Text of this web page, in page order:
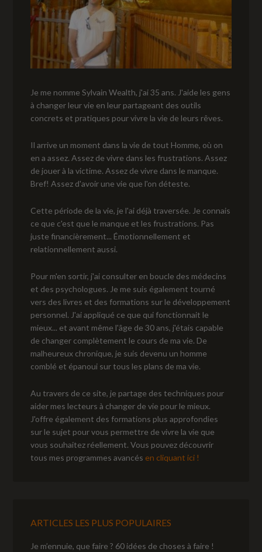
Je me nomme Sylvain Wealth, j'ai 35 ans. J'aide les gens
à changer leur vie en leur partageant des outils
concrets et pratiques pour vivre la vie de leurs rêves.
Il arrive un moment dans la vie de tout Homme, où on
en a assez. Assez de vivre dans les frustrations. Assez
de jouer à la victime. Assez de vivre dans le manque.
Bref! Assez d'avoir une vie que l'on déteste.
Cette période de la vie, je l'ai déjà traversée. Je connais
ce que c'est que le manque et les frustrations. Pas
juste financièrement... Émotionnellement et
relationnellement aussi.
Pour m'en sortir, j'ai consulter en boucle des médecins
et des psychologues. Je me suis également tourné
vers des livres et des formations sur le développement
personnel. J'ai appliqué ce que qui fonctionnait le
mieux... et avant même l'âge de 30 ans, j'étais capable
de changer complètement le cours de ma vie. De
malheureux chronique, je suis devenu un homme
comblé et épanoui sur tous les plans de ma vie.
Au travers de ce site, je partage des techniques pour
aider mes lecteurs à changer de vie pour le mieux.
J'offre également des formations plus approfondies
sur le sujet pour vous permettre de vivre la vie que
vous souhaitez réellement. Vous pouvez découvrir
tous mes programmes avancés en cliquant ici !
ARTICLES LES PLUS POPULAIRES
Je m’ennuie, que faire ? 60 idées de choses à faire !